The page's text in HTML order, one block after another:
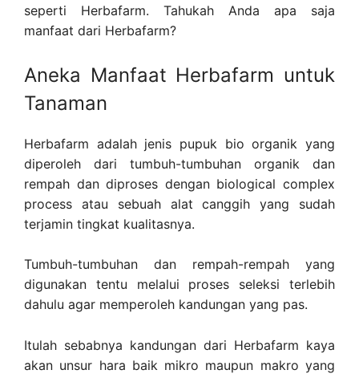
seperti Herbafarm. Tahukah Anda apa saja
manfaat dari Herbafarm?
Aneka Manfaat Herbafarm untuk
Tanaman
Herbafarm adalah jenis pupuk bio organik yang
diperoleh dari tumbuh-tumbuhan organik dan
rempah dan diproses dengan biological complex
process atau sebuah alat canggih yang sudah
terjamin tingkat kualitasnya.
Tumbuh-tumbuhan dan rempah-rempah yang
digunakan tentu melalui proses seleksi terlebih
dahulu agar memperoleh kandungan yang pas.
Itulah sebabnya kandungan dari Herbafarm kaya
akan unsur hara baik mikro maupun makro yang